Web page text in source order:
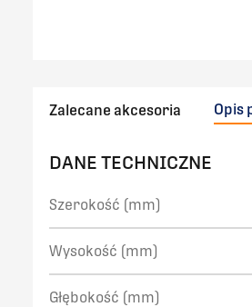
Zalecane akcesoria Opis
DANE TECHNICZNE
Szerokość (mm)
Wysokość (mm)
Głębokość (mm)